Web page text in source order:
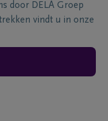
door DELA Groep
vindt u in onze